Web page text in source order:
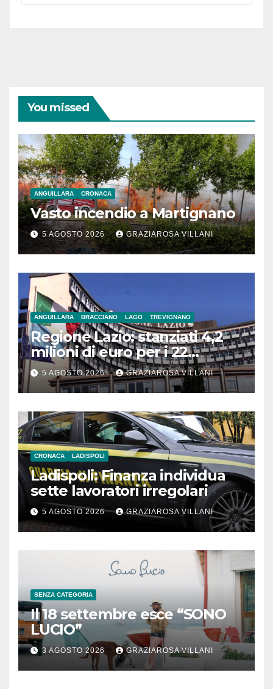
You missed
ANGUILLARA CRONACA
Vasto incendio a Martignano
5 AGOSTO 2026 GRAZIAROSA VILLANI
ANGUILLARA BRACCIANO LAGO TREVIGNANO
Regione Lazio: stanziati 4,2
milioni di euro per i 22
Comuni dell’Etruria
Meridionale
5 AGOSTO 2026 GRAZIAROSA VILLANI
CRONACA LADISPOLI
Ladispoli: Finanza individua
sette lavoratori irregolari
5 AGOSTO 2026 GRAZIAROSA VILLANI
SENZA CATEGORIA
Il 18 settembre esce “SONO
LUCIO”
3 AGOSTO 2026 GRAZIAROSA VILLANI